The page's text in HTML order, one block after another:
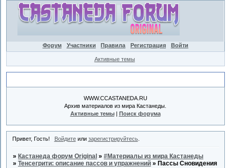
Форум Участники Правила Регистрация Войти
Активные темы
WWW.CCASTANEDA.RU
Архив материалов из мира Кастанеды.
Активные темы| Поиск форума
Привет, Гость! Войдитеили зарегистрируйтесь.
» Кастанеда форум Original »#Материалы из мира Кастанеды
»Тенсегрити: описание пассов и упражнений » Пассы Сновидения